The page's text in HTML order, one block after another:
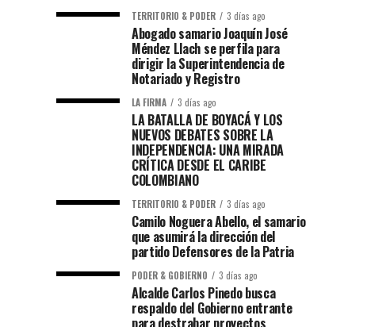
TERRITORIO & PODER 3 días ago
Abogado samario Joaquín José
Méndez Llach se perfila para
dirigir la Superintendencia de
Notariado y Registro
LA FIRMA 3 días ago
LA BATALLA DE BOYACÁ Y LOS
NUEVOS DEBATES SOBRE LA
INDEPENDENCIA: UNA MIRADA
CRÍTICA DESDE EL CARIBE
COLOMBIANO
TERRITORIO & PODER 3 días ago
Camilo Noguera Abello, el samario
que asumirá la dirección del
partido Defensores de la Patria
PODER & GOBIERNO 3 días ago
Alcalde Carlos Pinedo busca
respaldo del Gobierno entrante
para destrabar proyectos